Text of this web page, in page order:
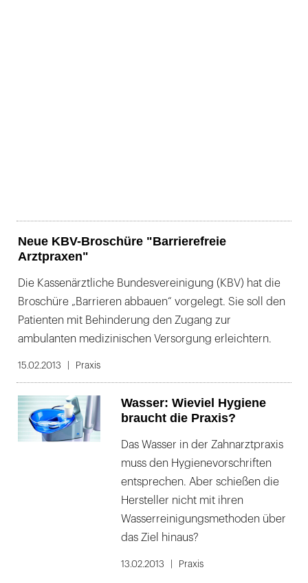
Neue KBV-Broschüre "Barrierefreie
Arztpraxen"
Die Kassenärztliche Bundesvereinigung (KBV) hat die
Broschüre „Barrieren abbauen“ vorgelegt. Sie soll den
Patienten mit Behinderung den Zugang zur
ambulanten medizinischen Versorgung erleichtern.
15.02.2013 Praxis
Wasser: Wieviel Hygiene
braucht die Praxis?
Das Wasser in der Zahnarztpraxis
muss den Hygienevorschriften
entsprechen. Aber schießen die
Hersteller nicht mit ihren
Wasserreinigungsmethoden über
das Ziel hinaus?
13.02.2013 Praxis